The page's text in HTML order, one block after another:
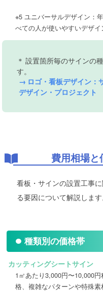
※5 ユニバーサルデザイン：
べての人が使いやすいデザイ
＊ 設置箇所毎のサインの
す。
→ ロゴ・看板デザイン：
デザイン・プロジェクト
費用相場と
看板・サインの設置工事
る要因について解説します
種類別の価格帯
カッティングシートサイン
1㎡あたり3,000円〜10,000
格、複雑なパターンや特殊素